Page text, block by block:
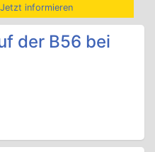
Jetzt informieren
der B56 bei